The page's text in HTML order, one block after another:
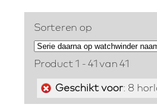
Sorteren op
Product 1 - 41 van 41
Geschikt voor: 8